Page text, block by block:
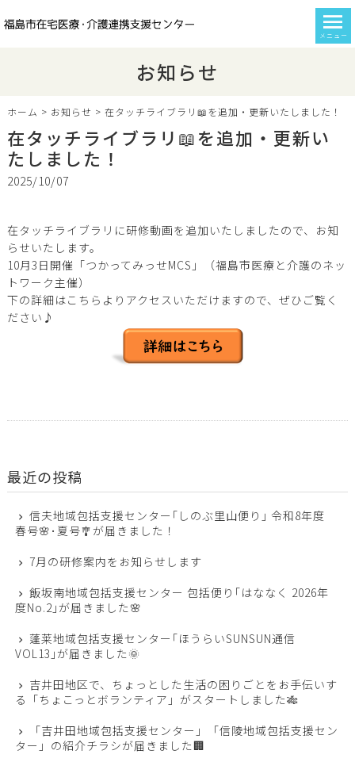
メニュー
お知らせ
ホーム > お知らせ > 在タッチライブラリ📖を追加・更新いたしました！
在タッチライブラリ📖を追加・更新い
たしました！
2025/10/07
在タッチライブラリに研修動画を追加いたしましたので、お知
らせいたします。
10月3日開催「つかってみっせMCS」（福島市医療と介護のネッ
トワーク主催）
下の詳細はこちらよりアクセスいただけますので、ぜひご覧く
ださい♪
最近の投稿
信夫地域包括支援センター｢しのぶ里山便り｣ 令和8年度
春号🌸･夏号🎐が届きました！
7月の研修案内をお知らせします
飯坂南地域包括支援センター 包括便り｢はななく 2026年
度No.2｣が届きました🌸
蓬莱地域包括支援センター｢ほうらいSUNSUN通信
VOL13｣が届きました🌞
吉井田地区で、ちょっとした生活の困りごとをお手伝いす
る「ちょこっとボランティア」がスタートしました🎋
「吉井田地域包括支援センター」「信陵地域包括支援セン
ター」の紹介チラシが届きました🏢